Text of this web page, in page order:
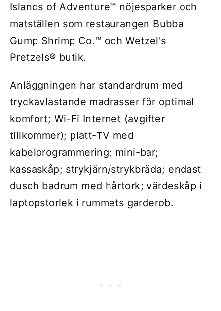
Islands of Adventure™ nöjesparker och
matställen som restaurangen Bubba
Gump Shrimp Co.™ och Wetzel's
Pretzels® butik.
Anläggningen har standardrum med
tryckavlastande madrasser för optimal
komfort; Wi-Fi Internet (avgifter
tillkommer); platt-TV med
kabelprogrammering; mini-bar;
kassaskåp; strykjärn/strykbräda; endast
dusch badrum med hårtork; värdeskåp i
laptopstorlek i rummets garderob.